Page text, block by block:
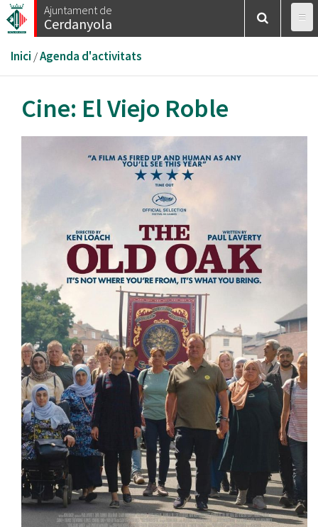
Vés
al
Ajuntament de
Cerdanyola
Esteu
aquí
Inici /Agenda d'activitats
Cine: El Viejo Roble